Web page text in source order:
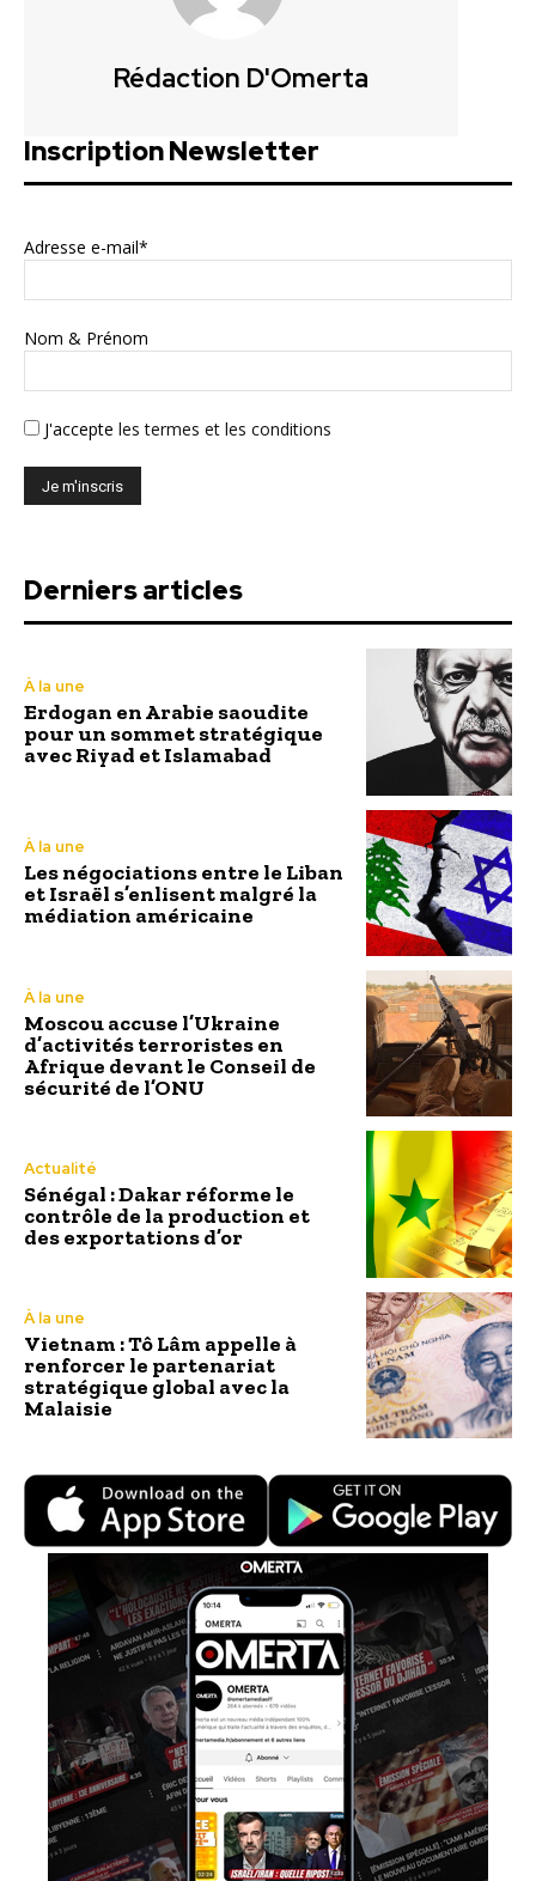
Rédaction D'Omerta
Inscription Newsletter
Adresse e-mail*
Nom & Prénom
J'accepte les termes et les conditions
Derniers articles
À la une
Erdogan en Arabie saoudite
pour un sommet stratégique
avec Riyad et Islamabad
À la une
Les négociations entre le Liban
et Israël s’enlisent malgré la
médiation américaine
À la une
Moscou accuse l’Ukraine
d’activités terroristes en
Afrique devant le Conseil de
sécurité de l’ONU
Actualité
Sénégal : Dakar réforme le
contrôle de la production et
des exportations d’or
À la une
Vietnam : Tô Lâm appelle à
renforcer le partenariat
stratégique global avec la
Malaisie